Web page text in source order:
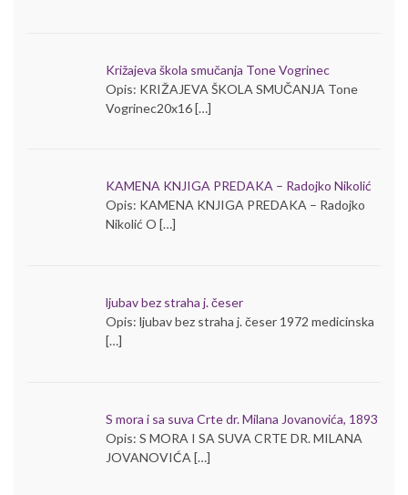
Križajeva škola smučanja Tone Vogrinec
Opis: KRIŽAJEVA ŠKOLA SMUČANJA Tone
Vogrinec20x16 […]
KAMENA KNJIGA PREDAKA – Radojko Nikolić
Opis: KAMENA KNJIGA PREDAKA – Radojko
Nikolić O […]
ljubav bez straha j. česer
Opis: ljubav bez straha j. česer 1972 medicinska
[…]
S mora i sa suva Crte dr. Milana Jovanovića, 1893
Opis: S MORA I SA SUVA CRTE DR. MILANA
JOVANOVIĆA […]